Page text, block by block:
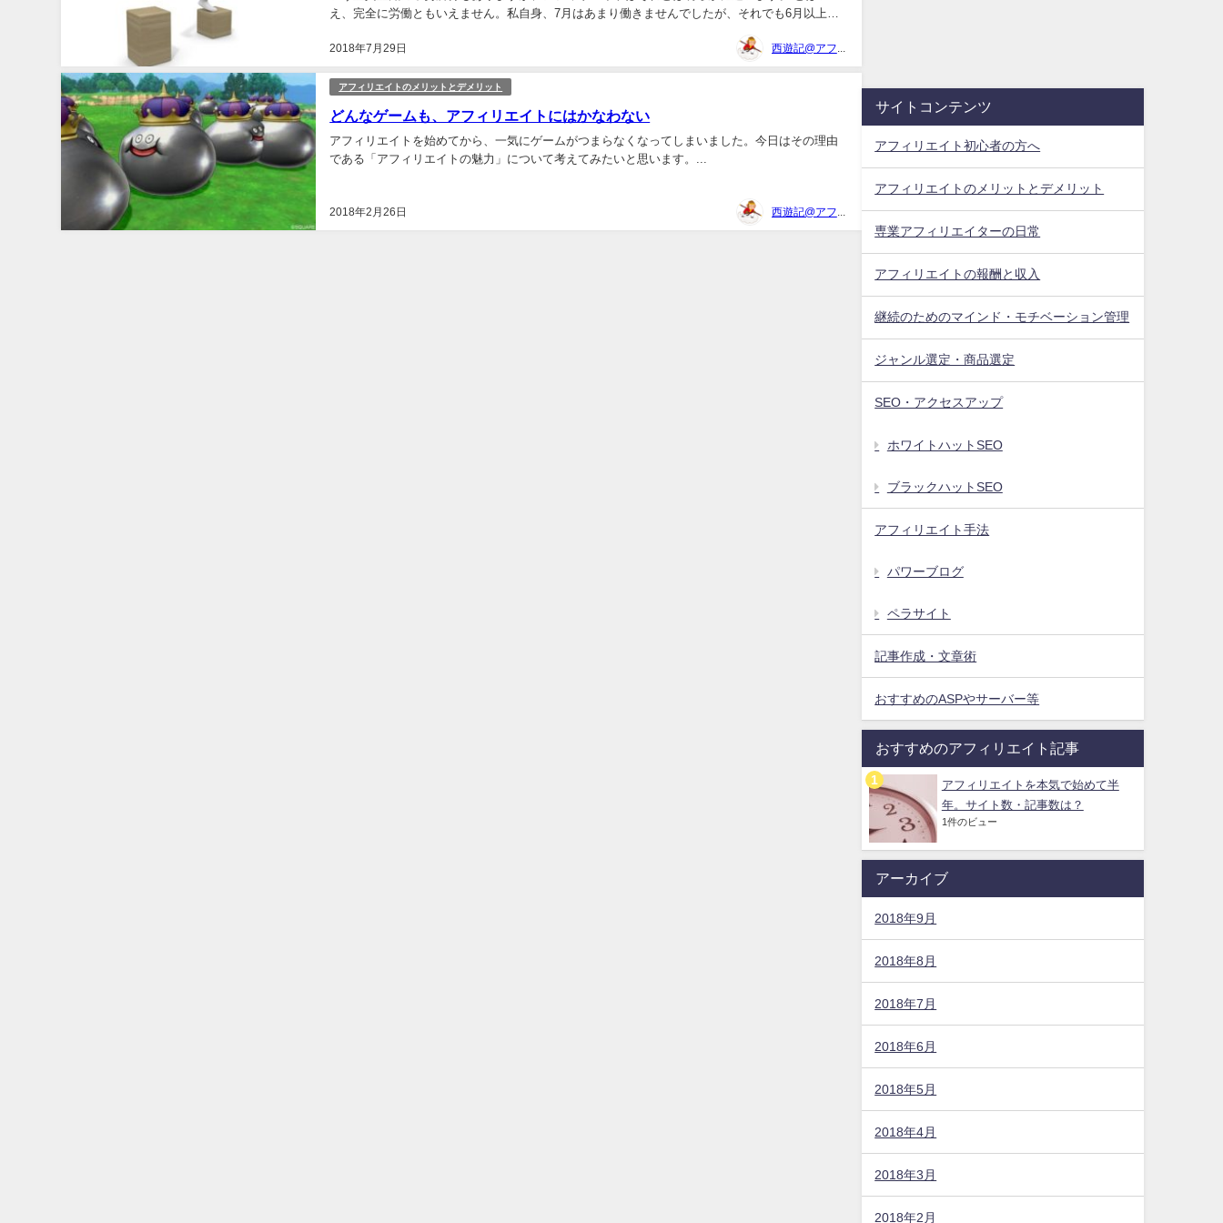
2018年7月29日
え、完全に労働ともいえません。私自身、7月はあまり働きませんでしたが、それでも6月以上の
アフィリエイトのメリットとデメリット
どんなゲームも、アフィリエイトにはかなわない
2018年2月26日
アフィリエイトを始めてから、一気にゲームがつまらなくなってしまいました。今日はその理由
である「アフィリエイトの魅力」について考えてみたいと思います。...
サイトコンテンツ
アフィリエイト初心者の方へ
アフィリエイトのメリットとデメリット
専業アフィリエイターの日常
アフィリエイトの報酬と収入
継続のためのマインド・モチベーション管理
ジャンル選定・商品選定
SEO・アクセスアップ
ホワイトハットSEO
ブラックハットSEO
アフィリエイト手法
パワーブログ
ペラサイト
記事作成・文章術
おすすめのASPやサーバー等
おすすめのアフィリエイト記事
アフィリエイトを本気で始めて半
年。サイト数・記事数は？
1件のビュー
アーカイブ
2018年9月
2018年8月
2018年7月
2018年6月
2018年5月
2018年4月
2018年3月
2018年2月